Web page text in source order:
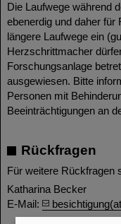
Die Laufwege während
ebenerdig und daher für
längere Laufwege ein
Herzschrittmacher
Forschungsanlage
ausgewiesen. Bitte
Personen mit
Beeinträchtigungen an
Rückfragen
Für weitere Rückfragen
Katharina Becker
E-Mail: